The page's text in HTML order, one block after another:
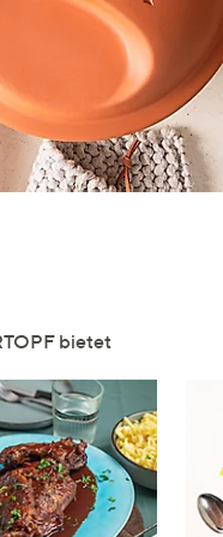
Geräten
nach
links
bzw.
bietet